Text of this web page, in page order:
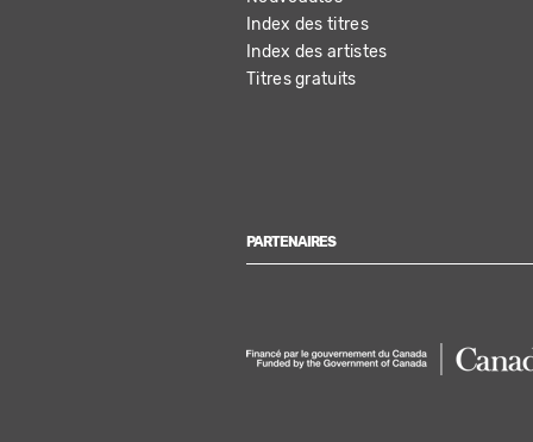
Index des titres
Index des artistes
Titres gratuits
PARTENAIRES